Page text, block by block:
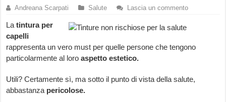
Andreana Scarpati Salute Lascia un commento
La tintura per
capelli
rappresenta un vero must per quelle persone che tengono
particolarmente al loro aspetto estetico.
Utili? Certamente sì, ma sotto il punto di vista della salute,
abbastanza pericolose.